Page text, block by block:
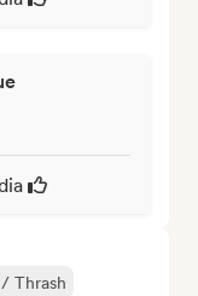
Thrash